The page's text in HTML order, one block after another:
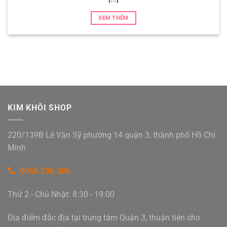
XEM THÊM
KIM KHÔI SHOP
220/139B Lê Văn Sỹ phường 14 quận 3, thành phố Hồ Chí
Minh
0965.238.500
Thứ 2 - Chủ Nhật: 8:30 - 19:00
Địa điểm đắc địa tại trung tâm Quận 3, thuận tiện cho